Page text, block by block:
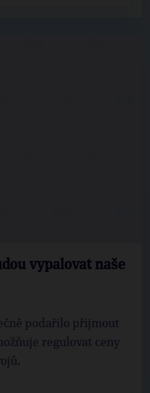
vypalovat naše
podařilo přijmout
regulovat ceny